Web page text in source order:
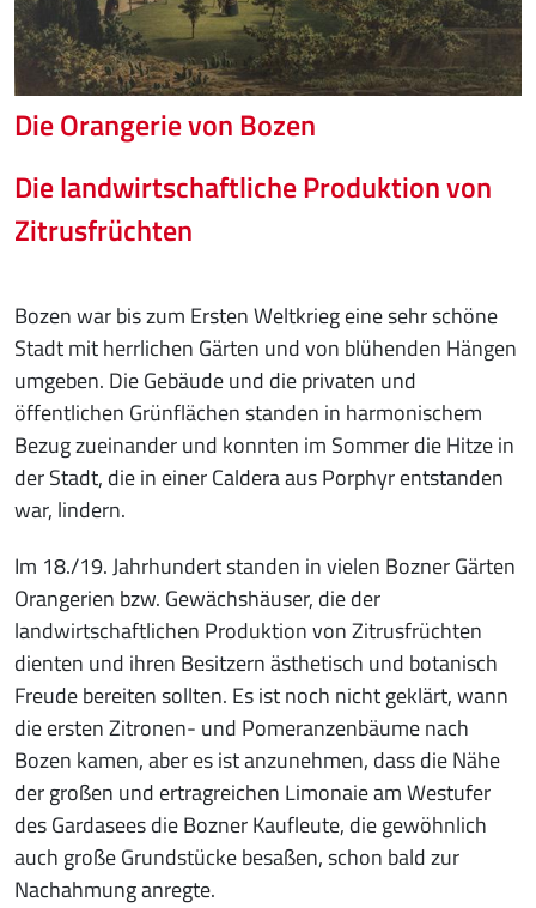
Die Orangerie von Bozen
Die landwirtschaftliche Produktion von
Zitrusfrüchten
Bozen war bis zum Ersten Weltkrieg eine sehr schöne
Stadt mit herrlichen Gärten und von blühenden Hängen
umgeben. Die Gebäude und die privaten und
öffentlichen Grünflächen standen in harmonischem
Bezug zueinander und konnten im Sommer die Hitze in
der Stadt, die in einer Caldera aus Porphyr entstanden
war, lindern.
Im 18./19. Jahrhundert standen in vielen Bozner Gärten
Orangerien bzw. Gewächshäuser, die der
landwirtschaftlichen Produktion von Zitrusfrüchten
dienten und ihren Besitzern ästhetisch und botanisch
Freude bereiten sollten. Es ist noch nicht geklärt, wann
die ersten Zitronen- und Pomeranzenbäume nach
Bozen kamen, aber es ist anzunehmen, dass die Nähe
der großen und ertragreichen Limonaie am Westufer
des Gardasees die Bozner Kaufleute, die gewöhnlich
auch große Grundstücke besaßen, schon bald zur
Nachahmung anregte.